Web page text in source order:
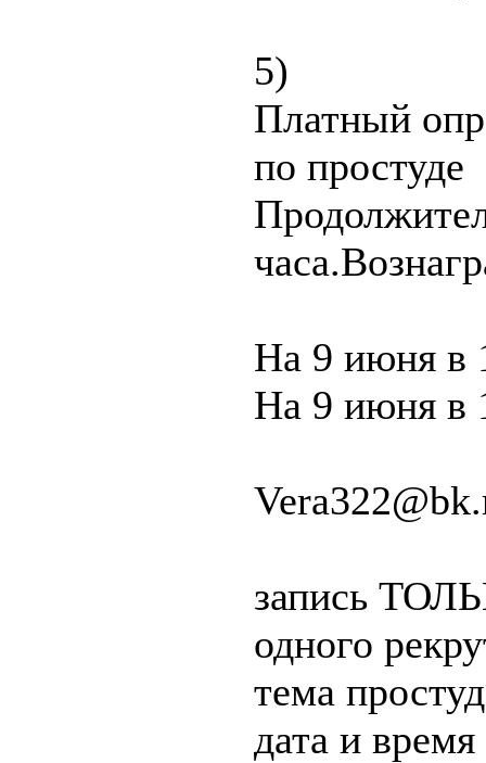
5)
Платный
по простуде
На 9 июня в
На 9 июня в
запись
одного
тема
дата и